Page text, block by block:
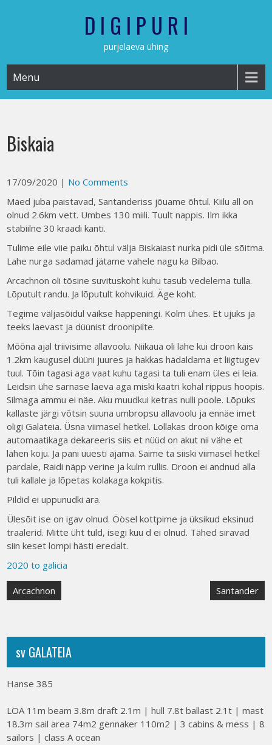
D I G I P U R I
purjelaeva ühing
Menu
Biskaia
17/09/2020 | No Comments
Mäed juba paistavad, Santanderiss jõuame õhtul. Kiilu all on
olnud 2.6km vett. Umbes 130 miili. Tuult nappis. Ilm ikka
stabiilne 30 kraadi kanti.
Tulime eile viie paiku õhtul välja Biskaiast nurka pidi üle sõitma.
Lahe nurga sadamad jätame vahele nagu ka Bilbao.
Arcachnon oli tõsine suvituskoht kuhu tasub vedelema tulla.
Lõputult randu. Ja lõputult kohvikuid. Äge koht.
Tegime väljasõidul väikse happeningi. Kolm ühes. Et ujuks ja
teeks laevast ja düünist droonipilte.
Mõõna ajal triivisime allavoolu. Niikaua oli lahe kui droon käis
1.2km kaugusel düüni juures ja hakkas hädaldama et liigtugev
tuul. Tõin tagasi aga vaat kuhu tagasi ta tuli enam üles ei leia.
Leidsin ühe sarnase laeva aga miski kaatri kohal rippus hoopis.
Silmaga ammu ei näe. Aku muudkui ketras nulli poole. Lõpuks
kallaste järgi võtsin suuna umbropsu allavoolu ja ennäe imet
oligi Galateia. Üsna viimasel hetkel. Lollakas droon kõige oma
automaatikaga dekareeris siis et nüüd on akut nii vähe et
lähen koju. Ja pani uuesti ajama. Saime ta siiski viimasel hetkel
pardale, Raidi näpp verine ja kulm rullis. Droon ei andnud alla
tuli kallale ja lõpetas kolakaga kokpitis.
Pildid ei uppunudki ära.
Ülesõit ise on igav olnud. Öösel kottpime ja üksikud eksinud
traalerid. Mitte üht tuld, isegi kuu d ei olnud. Tähed siravad
siin keset lompi hästi eredalt.
2020 to galicia
Post
Arcachnon Santander
sv GALATEIA
Hanse 385
LOA 11m beam 3.8m draft 2.1m | hull 7.8t ballast 2.1t | mast
18.3m sail area 74m2 gennaker 110m2 | 3 cabins & mess | 8
sailors | class A ocean